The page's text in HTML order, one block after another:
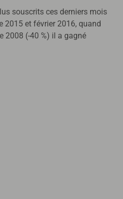
souscrits ces derniers mois
2015 et février 2016, quand
2008 (-40 %) il a gagné